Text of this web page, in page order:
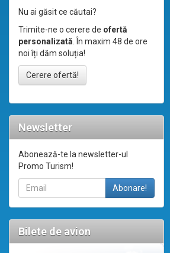
Nu ai găsit ce căutai?
Trimite-ne o cerere de ofertă
personalizată. În maxim 48 de ore
noi îți dăm soluția!
Cerere ofertă!
Newsletter
Abonează-te la newsletter-ul
Promo Turism!
Bilete de avion